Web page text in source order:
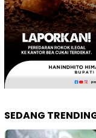
SEDANG